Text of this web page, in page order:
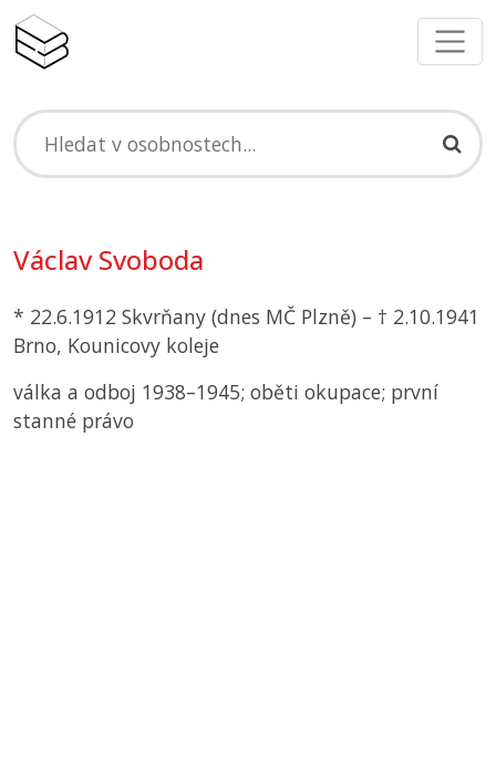
Václav Svoboda
* 22.6.1912 Skvrňany (dnes MČ Plzně) – † 2.10.1941
Brno, Kounicovy koleje
válka a odboj 1938–1945; oběti okupace; první
stanné právo